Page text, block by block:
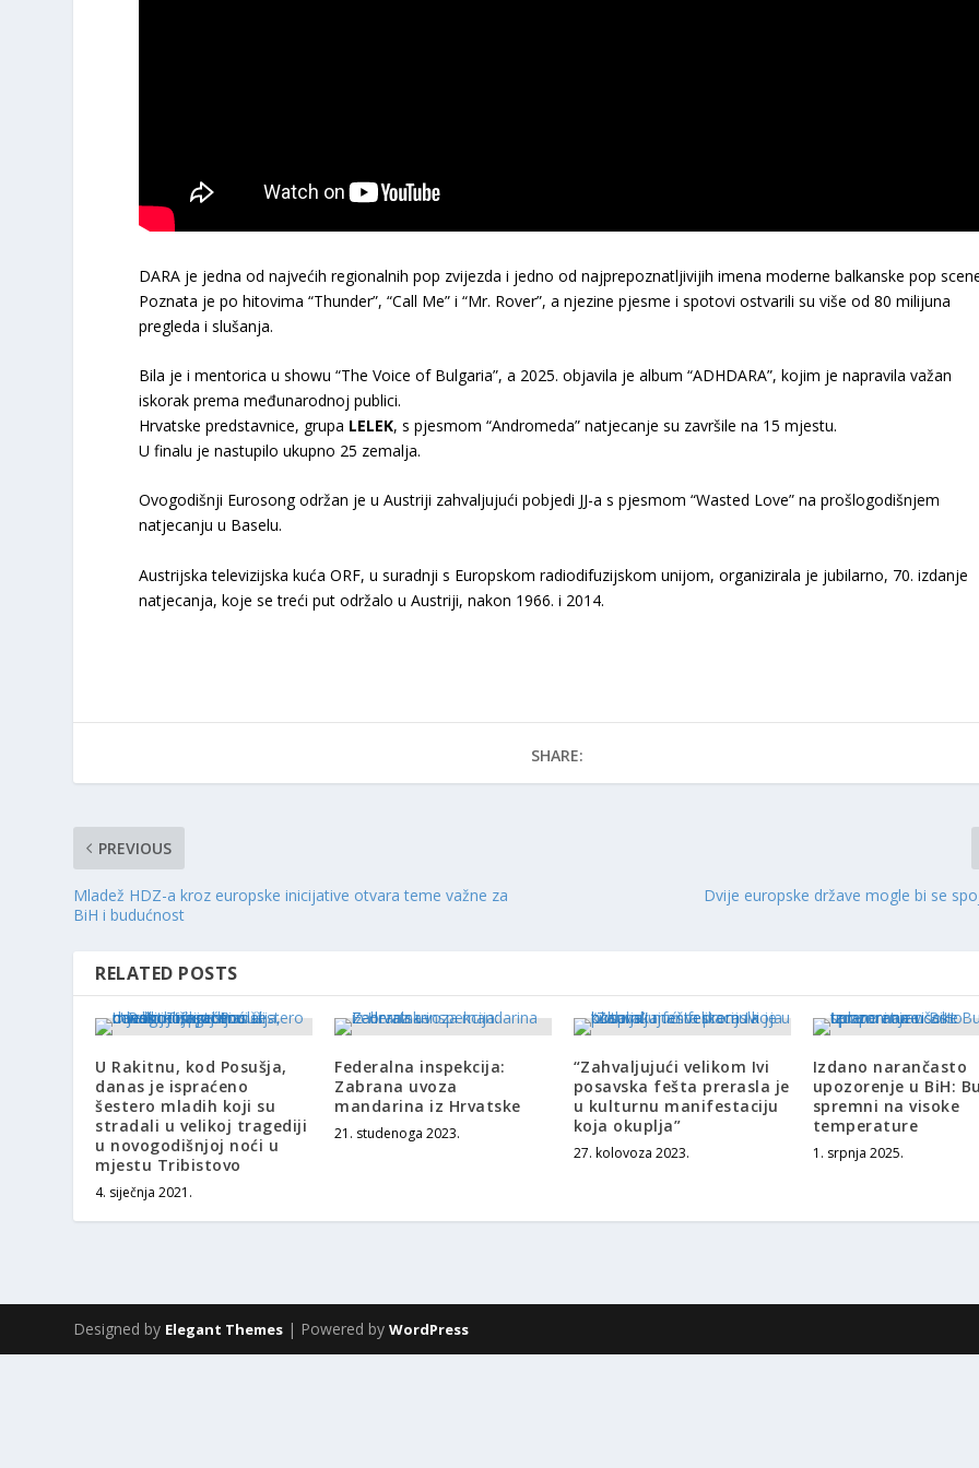
DARA je jedna od najvećih regionalnih pop zvijezda i jedno od najprepoznatljivijih imena moderne balkanske pop
Poznata je po hitovima “Thunder”, “Call Me” i “Mr. Rover”, a njezine pjesme i spotovi ostvarili su više od 80 milijuna
pregleda i slušanja.
Bila je i mentorica u showu “The Voice of Bulgaria”, a 2025. objavila je album “ADHDARA”, kojim je napravila važan
iskorak prema međunarodnoj publici.
Hrvatske predstavnice, grupa LELEK, s pjesmom “Andromeda” natjecanje su završile na 15 mjestu.
U finalu je nastupilo ukupno 25 zemalja.
Ovogodišnji Eurosong održan je u Austriji zahvaljujući pobjedi JJ-a s pjesmom “Wasted Love” na prošlogodišnjem
natjecanju u Baselu.
Austrijska televizijska kuća ORF, u suradnji s Europskom radiodifuzijskom unijom, organizirala je jubilarno, 70. izdanje
natjecanja, koje se treći put održalo u Austriji, nakon 1966. i 2014.
SHARE:
PREVIOUS
Mladež HDZ-a kroz europske inicijative otvara teme važne za
BiH i budućnost
Dvije europske države mogle bi se
RELATED POSTS
U Rakitnu, kod Posušja,
danas je ispraćeno
šestero mladih koji su
stradali u velikoj tragediji
u novogodišnjoj noći u
mjestu Tribistovo
4. siječnja 2021.
Federalna inspekcija:
Zabrana uvoza
mandarina iz Hrvatske
21. studenoga 2023.
“Zahvaljujući velikom Ivi
posavska fešta prerasla je
u kulturnu manifestaciju
koja okuplja”
27. kolovoza 2023.
Izdano narančasto
upozorenje u BiH:
spremni na visoke
temperature
1. srpnja 2025.
Designed by Elegant Themes | Powered byWordPress